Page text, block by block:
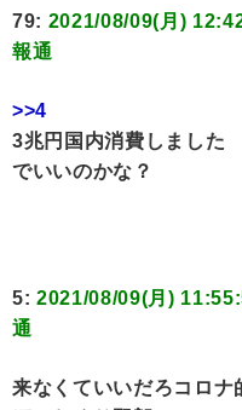
79: 2021/08/09(月)
報通
>>4
3兆円国内消費しました
でいいのかな？
5: 2021/08/09(月)
通
来なくていいだろコロナ